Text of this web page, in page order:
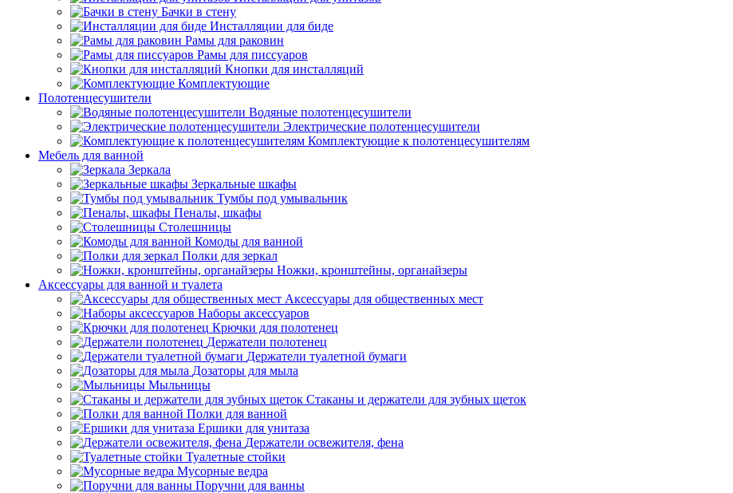
Бачки в стену
Инсталляции для биде
Рамы для раковин
Рамы для писсуаров
Кнопки для инсталляций
Комплектующие
Полотенцесушители
Водяные полотенцесушители
Электрические полотенцесушители
Комплектующие к полотенцесушителям
Мебель для ванной
Зеркала
Зеркальные шкафы
Тумбы под умывальник
Пеналы, шкафы
Столешницы
Комоды для ванной
Полки для зеркал
Ножки, кронштейны, органайзеры
Аксессуары для ванной и туалета
Аксессуары для общественных мест
Наборы аксессуаров
Крючки для полотенец
Держатели полотенец
Держатели туалетной бумаги
Дозаторы для мыла
Мыльницы
Стаканы и держатели для зубных щеток
Полки для ванной
Ершики для унитаза
Держатели освежителя, фена
Туалетные стойки
Мусорные ведра
Поручни для ванны